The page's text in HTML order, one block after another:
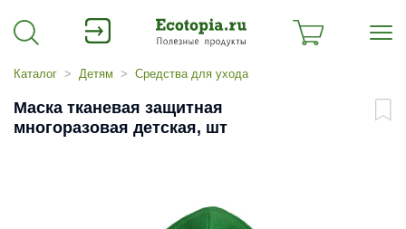
Каталог Детям Средства для ухода
Маска тканевая защитная
многоразовая детская, шт